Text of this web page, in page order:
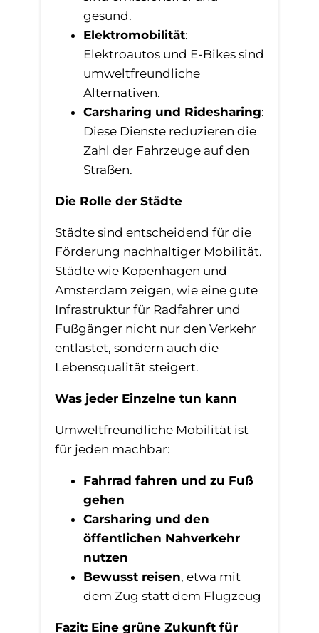
gesund.
Elektromobilität:
Elektroautos und E-Bikes sind
umweltfreundliche
Alternativen.
Carsharing und Ridesharing:
Diese Dienste reduzieren die
Zahl der Fahrzeuge auf den
Straßen.
Die Rolle der Städte
Städte sind entscheidend für die
Förderung nachhaltiger Mobilität.
Städte wie Kopenhagen und
Amsterdam zeigen, wie eine gute
Infrastruktur für Radfahrer und
Fußgänger nicht nur den Verkehr
entlastet, sondern auch die
Lebensqualität steigert.
Was jeder Einzelne tun kann
Umweltfreundliche Mobilität ist
für jeden machbar:
Fahrrad fahren und zu Fuß
gehen
Carsharing und den
öffentlichen Nahverkehr
nutzen
Bewusst reisen, etwa mit
dem Zug statt dem Flugzeug
Fazit: Eine grüne Zukunft für